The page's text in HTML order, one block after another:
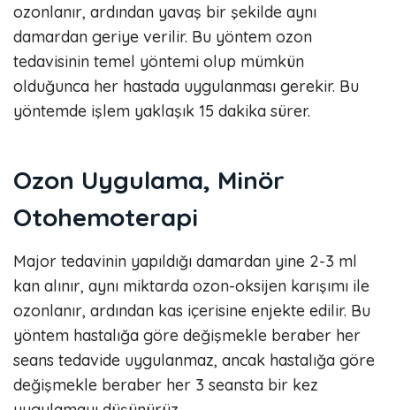
ozonlanır, ardından yavaş bir şekilde aynı
damardan geriye verilir. Bu yöntem ozon
tedavisinin temel yöntemi olup mümkün
olduğunca her hastada uygulanması gerekir. Bu
yöntemde işlem yaklaşık 15 dakika sürer.
Ozon Uygulama, Minör
Otohemoterapi
Major tedavinin yapıldığı damardan yine 2-3 ml
kan alınır, aynı miktarda ozon-oksijen karışımı ile
ozonlanır, ardından kas içerisine enjekte edilir. Bu
yöntem hastalığa göre değişmekle beraber her
seans tedavide uygulanmaz, ancak hastalığa göre
değişmekle beraber her 3 seansta bir kez